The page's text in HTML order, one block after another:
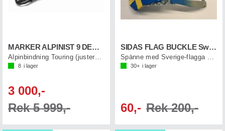
MARKER ALPINIST 9 DEMO 105MM Svart/Grå
Alpinbindning Touring (justerbar)
8 i lager
3 000,-
Rek 5 999,-
SIDAS FLAG BUCKLE Sweden 2-P
Spänne med Sverige-flagga 2-pack
30+ i lager
60,- Rek 200,-